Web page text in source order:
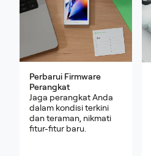
Perbarui Firmware
Perangkat
Jaga perangkat Anda
dalam kondisi terkini
dan teraman, nikmati
fitur-fitur baru.